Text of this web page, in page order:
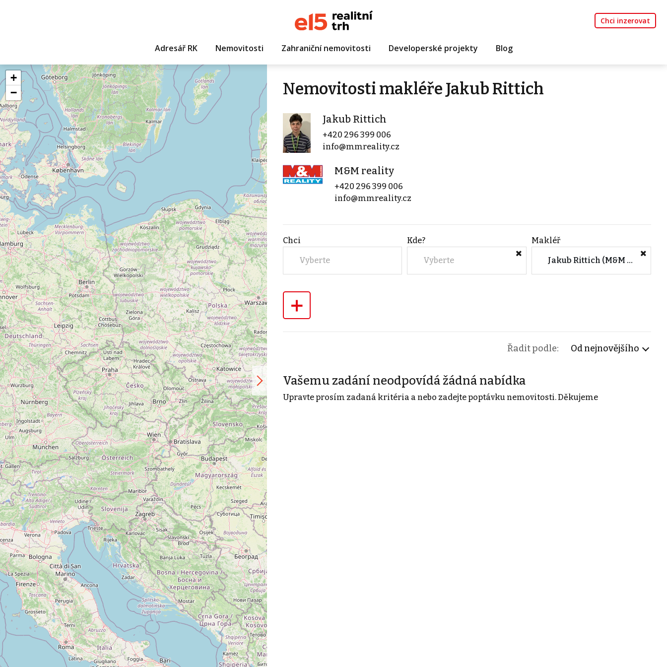
Chci inzerovat
Adresář RK Nemovitosti Zahraniční nemovitosti Developerské projekty Blog
+
−
Nemovitosti makléře Jakub Rittich
Jakub Rittich
+420 296 399 006
info@mmreality.cz
M&M reality
+420 296 399 006
info@mmreality.cz
Chci
Vyberte
Kde?
Vyberte
Makléř
Jakub Rittich (M&M reality)
+
Řadit podle: Od nejnovějšího
Vašemu zadání neodpovídá žádná nabídka
Upravte prosím zadaná kritéria a nebo zadejte poptávku nemovitosti. Děkujeme